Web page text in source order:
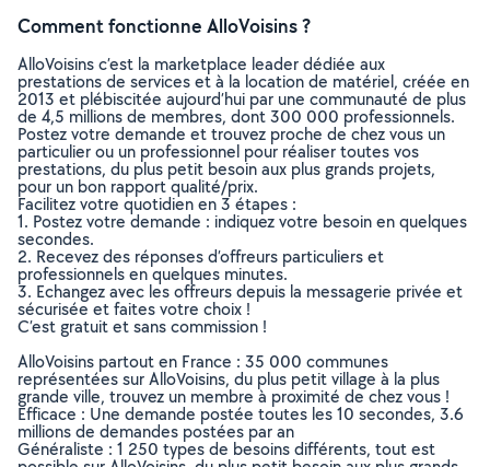
Comment fonctionne AlloVoisins ?
AlloVoisins c’est la marketplace leader dédiée aux
prestations de services et à la location de matériel, créée en
2013 et plébiscitée aujourd’hui par une communauté de plus
de 4,5 millions de membres, dont 300 000 professionnels.
Postez votre demande et trouvez proche de chez vous un
particulier ou un professionnel pour réaliser toutes vos
prestations, du plus petit besoin aux plus grands projets,
pour un bon rapport qualité/prix.
Facilitez votre quotidien en 3 étapes :
1. Postez votre demande : indiquez votre besoin en quelques
secondes.
2. Recevez des réponses d’offreurs particuliers et
professionnels en quelques minutes.
3. Echangez avec les offreurs depuis la messagerie privée et
sécurisée et faites votre choix !
C’est gratuit et sans commission !
AlloVoisins partout en France : 35 000 communes
représentées sur AlloVoisins, du plus petit village à la plus
grande ville, trouvez un membre à proximité de chez vous !
Efficace : Une demande postée toutes les 10 secondes, 3.6
millions de demandes postées par an
Généraliste : 1 250 types de besoins différents, tout est